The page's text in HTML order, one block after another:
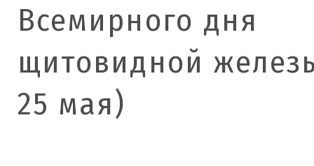
Всемирного дня
щитовидной
25 мая)